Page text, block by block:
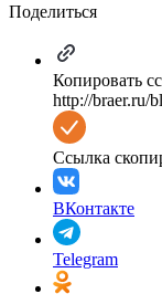
Поделиться
Копировать
http://braer.ru/
Ссылка
ВКонтакте
Telegram